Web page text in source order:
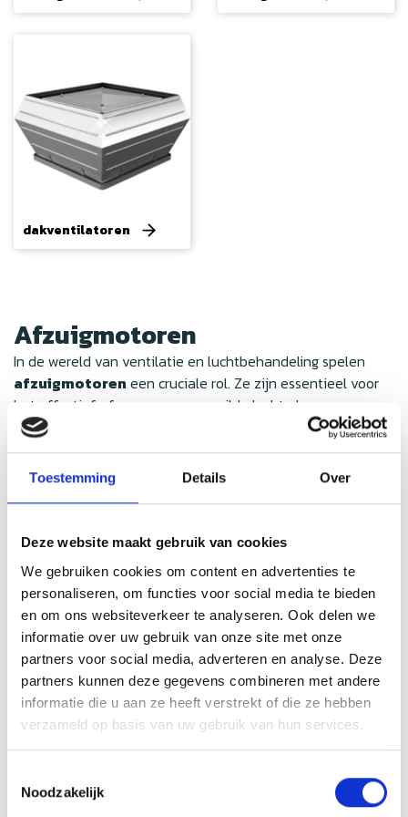
Toestemming Details Over
Deze website maakt gebruik van cookies
We gebruiken cookies om content en advertenties te
personaliseren, om functies voor social media te bieden
en om ons websiteverkeer te analyseren. Ook delen we
informatie over uw gebruik van onze site met onze
partners voor social media, adverteren en analyse. Deze
partners kunnen deze gegevens combineren met andere
informatie die u aan ze heeft verstrekt of die ze hebben
verzameld op basis van uw gebruik van hun services.
Noodzakelijk
dakventilatoren
Afzuigmotoren
In de wereld van ventilatie en luchtbehandeling spelen
afzuigmotoren een cruciale rol. Ze zijn essentieel voor
het effectief afvoeren van vervuilde lucht, dampen en
geuren in zowel industriële als commerciële omgevingen.
Bij ons vindt u een uitgebreid assortiment afzuigmotoren
van toonaangevende merken zoals
Torinen
, die garant staan voor kwaliteit,
OnzeAirfan afzuigmotorenzijn bekend om hun
innovatieve ontwerpen en energie-efficiëntie. Ze zijn
ideaal voor gebruik in verschillende toepassingen, van
horeca tot industriële processen. De motoren zijn
ontworpen voor langdurig gebruik en kunnen eenvoudig
worden geïntegreerd in uw bestaande ventilatiesystemen.
Dankzij hun stille werking en krachtige prestaties zijn ze
perfect voor zowel commerciële als residentiële
toepassingen.
speciaal zijn ontwikkeld voor veeleisende omgevingen.
Deze motoren zijn robuust en duurzaam, waardoor ze